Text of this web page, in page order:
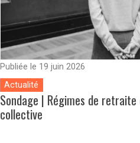
Publiée le 19 juin 2026
Actualité
Sondage | Régimes de
collective